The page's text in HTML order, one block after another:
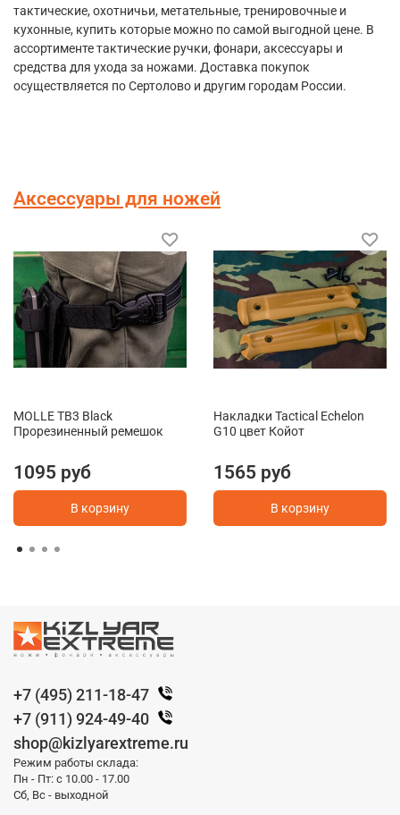
тактические, охотничьи, метательные, тренировочные и
кухонные, купить которые можно по самой выгодной цене. В
ассортименте тактические ручки, фонари, аксессуары и
средства для ухода за ножами. Доставка покупок
осуществляется по Сертолово и другим городам России.
Аксессуары для ножей
MOLLE TB3 Black
Прорезиненный ремешок
1095 руб
В корзину
Накладки Tactical Echelon
G10 цвет Койот
1565 руб
В корзину
+7 (495) 211-18-47
+7 (911) 924-49-40
shop@kizlyarextreme.ru
Режим работы склада:
Пн - Пт: с 10.00 - 17.00
Сб, Вс - выходной